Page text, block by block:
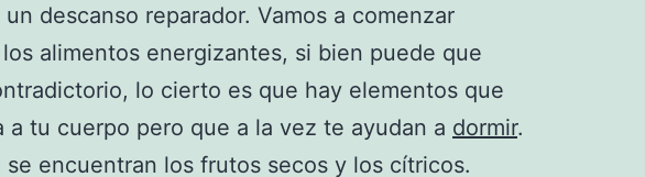
descanso reparador. Vamos a comenzar
alimentos energizantes, si bien puede que
lo cierto es que hay elementos que
a tu cuerpo pero que a la vez te ayudan a dormir.
se encuentran los frutos secos y los cítricos.